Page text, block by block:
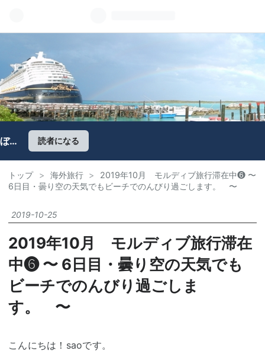
ぼち
log
o散
歩“
読者になる
トップ > 海外旅行 >
2019年10月 モルディブ旅行滞在中❻ 〜
6日目・曇り空の天気でもビーチでのんびり過ごします。 〜
2019-10-25
2019年10月 モルディブ旅行滞在
中❻ 〜 6日目・曇り空の天気でも
ビーチでのんびり過ごしま
す。 〜
こんにちは！saoです。